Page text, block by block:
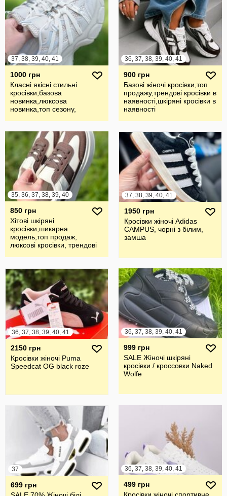
37, 38, 39, 40, 41
1000 грн
Класні якісні стильні
кросівки,базова
новинка,люксова
новинка,топ сезону,
36, 37, 38, 39, 40, 41
900 грн
Базові жіночі кросівки,топ
продажу,трендові кросівки в
наявності,шкіряні кросівки в
наявності
35, 36, 37, 38, 39, 40
850 грн
Хітові шкіряні
кросівки,шикарна
модель,топ продаж,
люксові кросівки, трендові
37, 38, 39, 40, 41
1950 грн
Кросівки жіночі Adidas
CAMPUS, чорні з білим,
замша
36, 37, 38, 39, 40, 41
2150 грн
Кросівки жіночі Puma
Speedcat OG black roze
36, 37, 38, 39, 40, 41
999 грн
SALE Жіночі шкіряні
кросівки / кроссовки Naked
Wolfe
37
699 грн
36, 37, 38, 39, 40, 41
499 грн